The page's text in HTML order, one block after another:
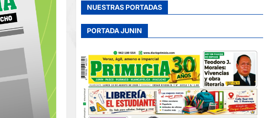
NUESTRAS PORTADAS
PORTADA JUNIN